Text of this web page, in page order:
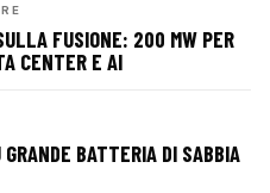
FUSIONE: 200 MW PER
CENTER E AI
BATTERIA DI SABBIA